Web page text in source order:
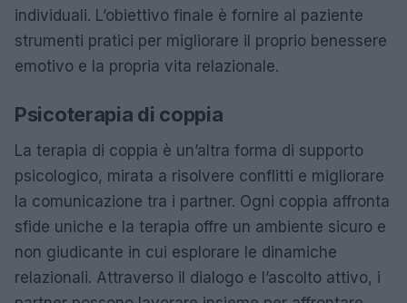
individuali. L’obiettivo finale è fornire al paziente
strumenti pratici per migliorare il proprio benessere
emotivo e la propria vita relazionale.
Psicoterapia di coppia
La terapia di coppia è un’altra forma di supporto
psicologico, mirata a risolvere conflitti e migliorare
la comunicazione tra i partner. Ogni coppia affronta
sfide uniche e la terapia offre un ambiente sicuro e
non giudicante in cui esplorare le dinamiche
relazionali. Attraverso il dialogo e l’ascolto attivo, i